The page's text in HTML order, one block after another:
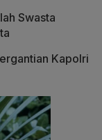
Swasta
Kapolri